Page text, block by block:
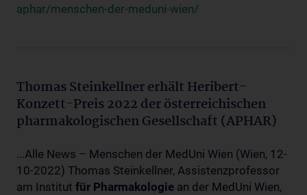
aphar/menschen-der-meduni-wien/
Thomas Steinkellner erhält Heribert-
Konzett-Preis 2022 der österreichischen
pharmakologischen Gesellschaft (APHAR)
...Alle News – Menschen der MedUni Wien (Wien, 12-
10-2022) Thomas Steinkellner, Assistenzprofessor
am Institut für Pharmakologie an der MedUni Wien,